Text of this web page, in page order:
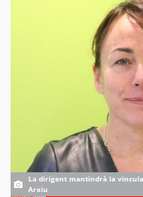
La dirigent mantindrà la
Arxiu